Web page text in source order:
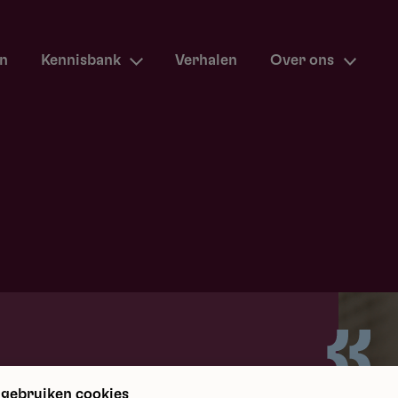
Kennisbank Verhalen Over ons
cookies